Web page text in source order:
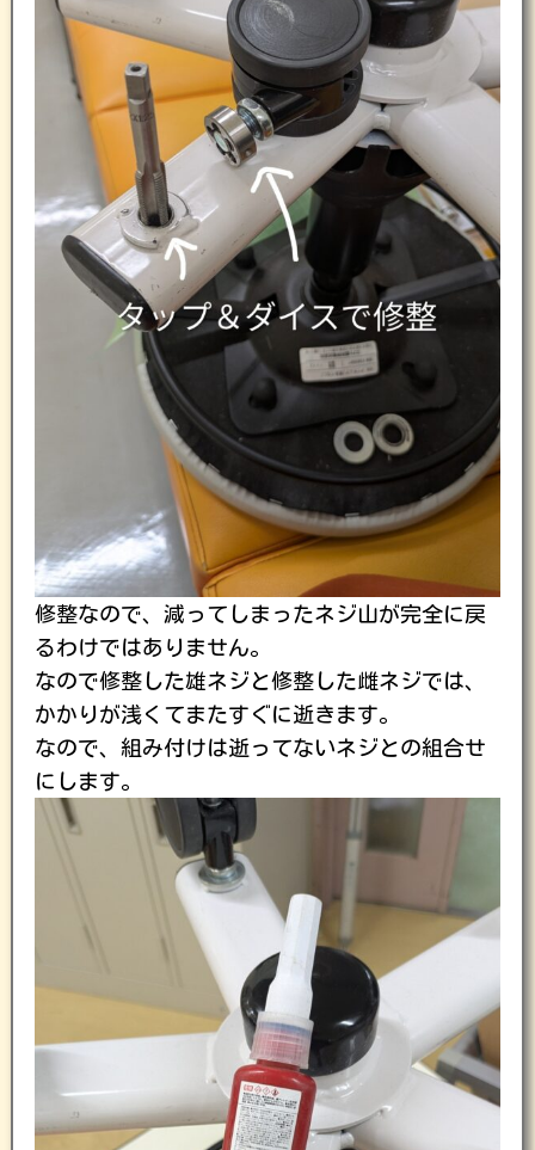
修整なので、減ってしまったネジ山が完全に戻
るわけではありません。
なので修整した雄ネジと修整した雌ネジでは、
かかりが浅くてまたすぐに逝きます。
なので、組み付けは逝ってないネジとの組合せ
にします。